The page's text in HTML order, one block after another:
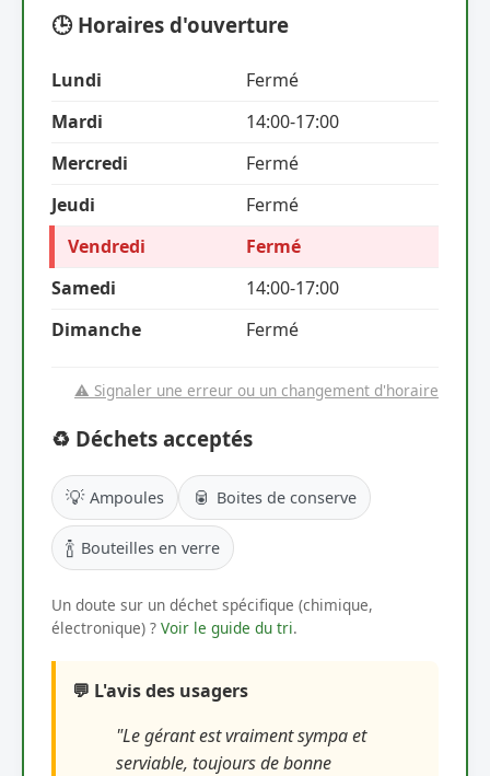
🕒 Horaires d'ouverture
Lundi
Fermé
Mardi
14:00-17:00
Mercredi
Fermé
Jeudi
Fermé
Vendredi
Fermé
Samedi
14:00-17:00
Dimanche
Fermé
⚠️ Signaler une erreur ou un changement d'horaire
♻️ Déchets acceptés
💡 Ampoules 🥫 Boites de conserve
🍾 Bouteilles en verre
Un doute sur un déchet spécifique (chimique,
électronique) ? Voir le guide du tri.
💬 L'avis des usagers
"Le gérant est vraiment sympa et
serviable, toujours de bonne